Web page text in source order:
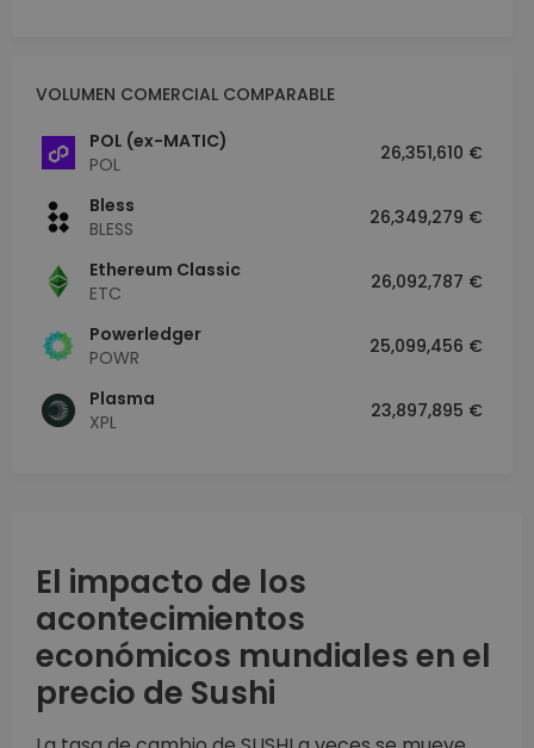
VOLUMEN COMERCIAL COMPARABLE
POL (ex-MATIC)
POL
26,351,610 €
Bless
BLESS
26,349,279 €
Ethereum Classic
ETC
26,092,787 €
Powerledger
POWR
25,099,456 €
Plasma
XPL
23,897,895 €
El impacto de los
acontecimientos
económicos mundiales en el
precio de Sushi